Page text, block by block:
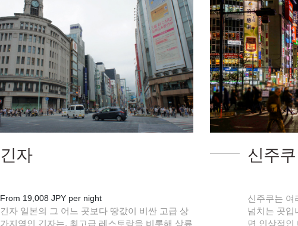
긴자
From 19,008 JPY per night
긴자 일본의 그 어느 곳보다 땅값이 비싼 고급 상
가지역인 긴자는, 최고급 레스토랑을 비롯해 상류
신주쿠
신주쿠는 여
넘치는 곳입
면 인상적